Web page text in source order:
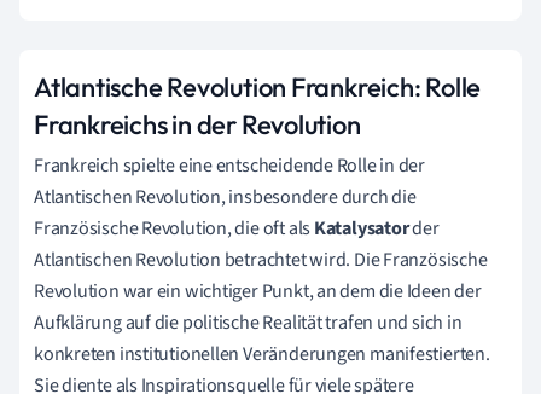
Atlantische Revolution Frankreich: Rolle
Frankreichs in der Revolution
Frankreich spielte eine entscheidende Rolle in der
Atlantischen Revolution, insbesondere durch die
Französische Revolution, die oft alsKatalysatorder
Atlantischen Revolution betrachtet wird. Die Französische
Revolution war ein wichtiger Punkt, an dem die Ideen der
Aufklärung auf die politische Realität trafen und sich in
konkreten institutionellen Veränderungen manifestierten.
Sie diente als Inspirationsquelle für viele spätere